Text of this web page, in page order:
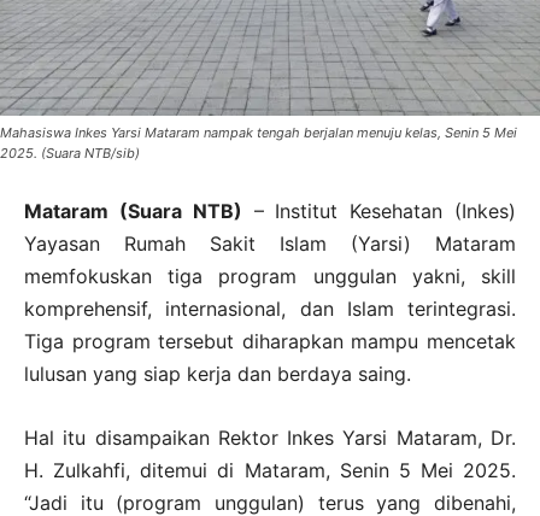
Mahasiswa Inkes Yarsi Mataram nampak tengah berjalan menuju kelas, Senin 5 Mei
2025. (Suara NTB/sib)
Mataram (Suara NTB) – Institut Kesehatan (Inkes)
Yayasan Rumah Sakit Islam (Yarsi) Mataram
memfokuskan tiga program unggulan yakni, skill
komprehensif, internasional, dan Islam terintegrasi.
Tiga program tersebut diharapkan mampu mencetak
lulusan yang siap kerja dan berdaya saing.
Hal itu disampaikan Rektor Inkes Yarsi Mataram, Dr.
H. Zulkahfi, ditemui di Mataram, Senin 5 Mei 2025.
“Jadi itu (program unggulan) terus yang dibenahi,